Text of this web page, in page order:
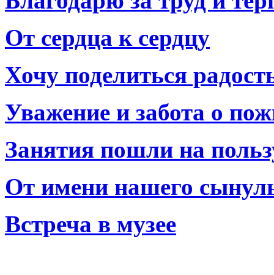
От сердца к сердцу
Хочу поделиться
Уважение и забота о
Занятия пошли на
От имени нашего
Встреча в музее